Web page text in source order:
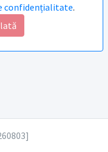
confidențialitate.